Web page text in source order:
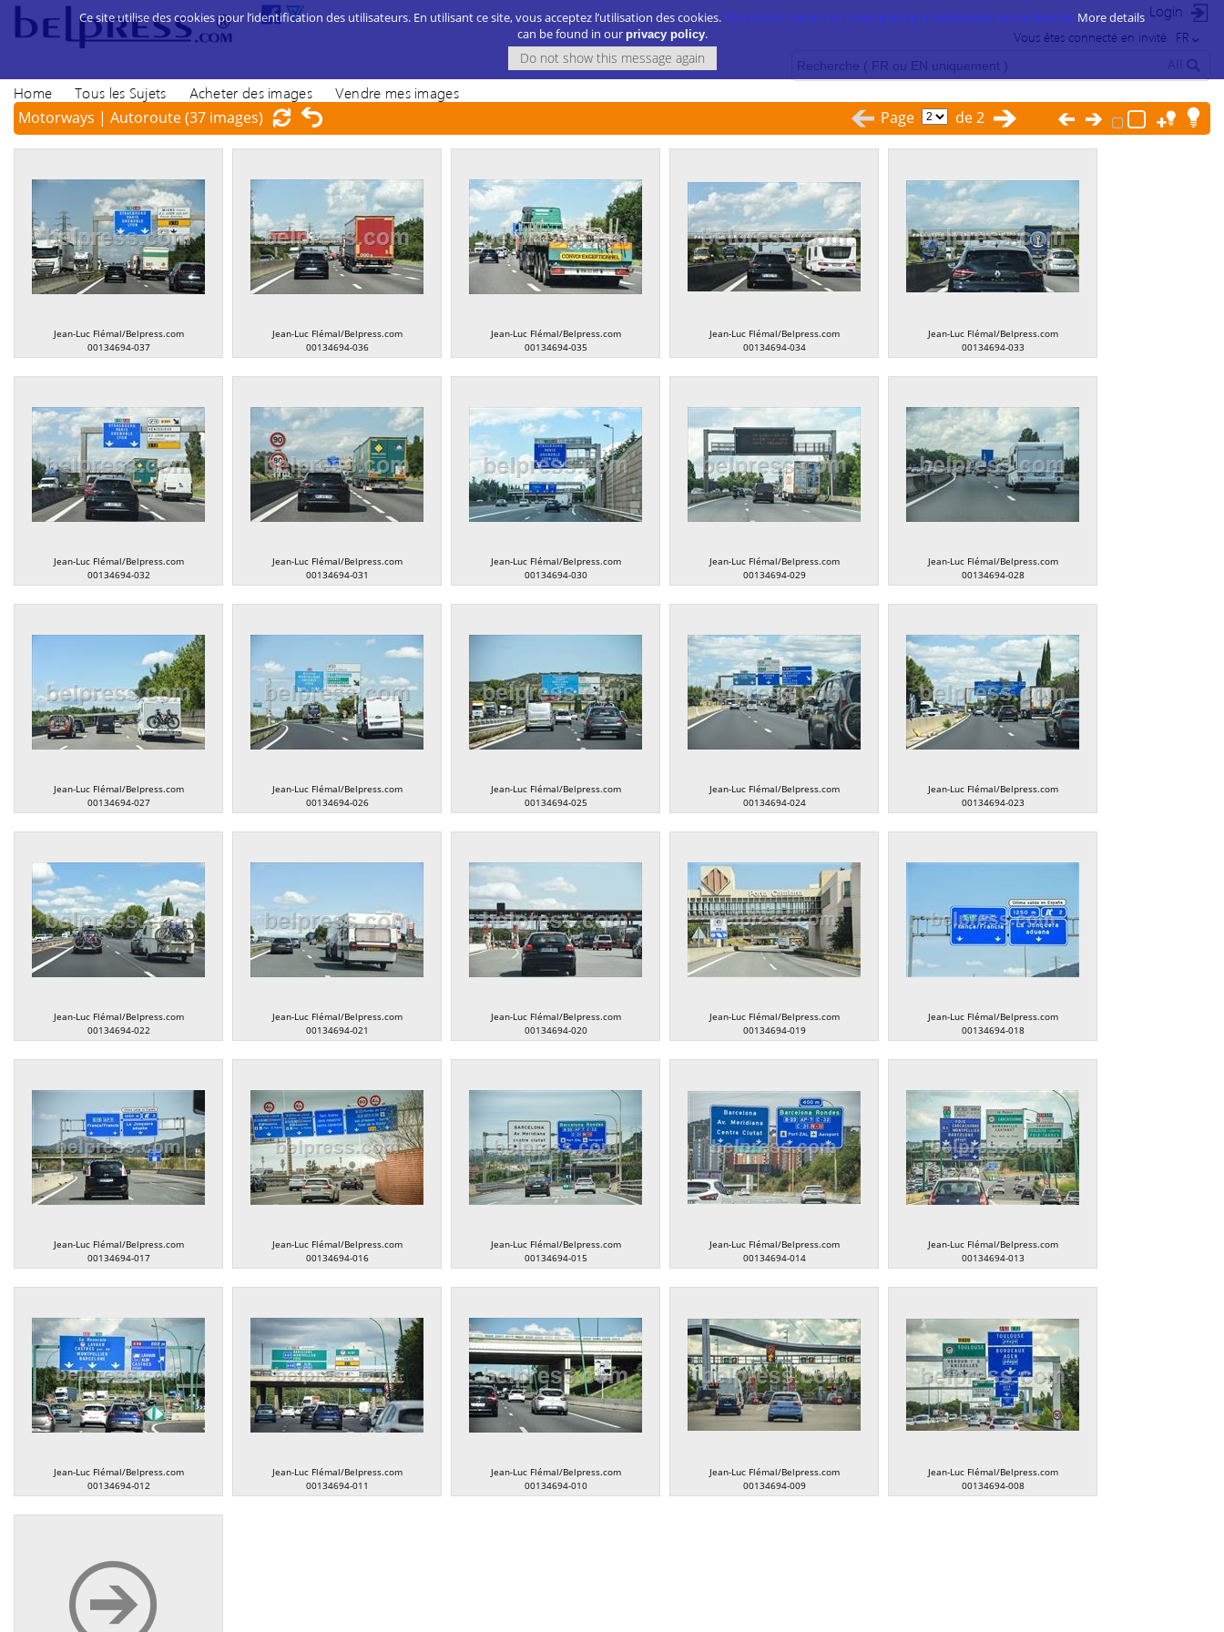
Login
FR
Vous êtes connecté en invité
Home Tous les Sujets Acheter des images Vendre mes images
Motorways | Autoroute(37 images) Page de 2
Jean-Luc Flémal/Belpress.com
00134694-037
Jean-Luc Flémal/Belpress.com
00134694-036
Jean-Luc Flémal/Belpress.com
00134694-035
Jean-Luc Flémal/Belpress.com
00134694-034
Jean-Luc Flémal/Belpress.com
00134694-033
Jean-Luc Flémal/Belpress.com
00134694-032
Jean-Luc Flémal/Belpress.com
00134694-031
Jean-Luc Flémal/Belpress.com
00134694-030
Jean-Luc Flémal/Belpress.com
00134694-029
Jean-Luc Flémal/Belpress.com
00134694-028
Jean-Luc Flémal/Belpress.com
00134694-027
Jean-Luc Flémal/Belpress.com
00134694-026
Jean-Luc Flémal/Belpress.com
00134694-025
Jean-Luc Flémal/Belpress.com
00134694-024
Jean-Luc Flémal/Belpress.com
00134694-023
Jean-Luc Flémal/Belpress.com
00134694-022
Jean-Luc Flémal/Belpress.com
00134694-021
Jean-Luc Flémal/Belpress.com
00134694-020
Jean-Luc Flémal/Belpress.com
00134694-019
Jean-Luc Flémal/Belpress.com
00134694-018
Jean-Luc Flémal/Belpress.com
00134694-017
Jean-Luc Flémal/Belpress.com
00134694-016
Jean-Luc Flémal/Belpress.com
00134694-015
Jean-Luc Flémal/Belpress.com
00134694-014
Jean-Luc Flémal/Belpress.com
00134694-013
Jean-Luc Flémal/Belpress.com
00134694-012
Jean-Luc Flémal/Belpress.com
00134694-011
Jean-Luc Flémal/Belpress.com
00134694-010
Jean-Luc Flémal/Belpress.com
00134694-009
Jean-Luc Flémal/Belpress.com
00134694-008
Ce site utilise des cookies pour l’identification des utilisateurs. En utilisant ce site, vous acceptez l’utilisation des cookies. Plus d’information sur notre politique d’utilisation des cookies ici. More details
can be found in our privacy policy.